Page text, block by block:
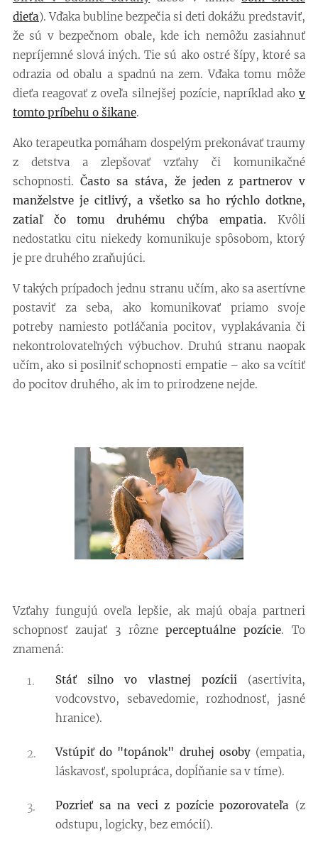
dieťa). Vďaka bubline bezpečia si deti dokážu predstaviť,
že sú v bezpečnom obale, kde ich nemôžu zasiahnuť
nepríjemné slová iných. Tie sú ako ostré šípy, ktoré sa
odrazia od obalu a spadnú na zem. Vďaka tomu môže
dieťa reagovať z oveľa silnejšej pozície, napríklad ako v
tomto príbehu o šikane.
Ako terapeutka pomáham dospelým prekonávať traumy
z detstva a zlepšovať vzťahy či komunikačné
schopnosti.Často sa stáva, že jeden z partnerov v
manželstve je citlivý, a všetko sa ho rýchlo dotkne,
zatiaľ čo tomu druhému chýba empatia. Kvôli
nedostatku citu niekedy komunikuje spôsobom, ktorý
je pre druhého zraňujúci.
V takých prípadoch jednu stranu učím, ako sa asertívne
postaviť za seba, ako komunikovať priamo svoje
potreby namiesto potláčania pocitov, vyplakávania či
nekontrolovateľných výbuchov. Druhú stranu naopak
učím, ako si posilniť schopnosti empatie – ako sa vcítiť
do pocitov druhého, ak im to prirodzene nejde.
Vzťahy fungujú oveľa lepšie, ak majú obaja partneri
schopnosť zaujať 3 rôzneperceptuálne pozície. To
znamená:
Stáť silno vo vlastnej pozícii (asertivita,
vodcovstvo, sebavedomie, rozhodnosť, jasné
hranice).
Vstúpiť do "topánok" druhej osoby (empatia,
láskavosť, spolupráca, dopĺňanie sa v tíme).
Pozrieť sa na veci z pozície pozorovateľa (z
odstupu, logicky, bez emócií).